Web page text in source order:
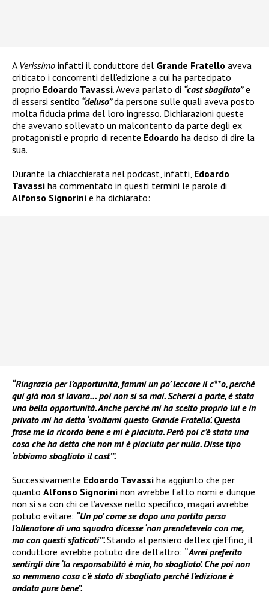
A Verissimo infatti il conduttore del Grande Fratello aveva
criticato i concorrenti dell’edizione a cui ha partecipato
proprio Edoardo Tavassi. Aveva parlato di “cast sbagliato”e
di essersi sentito “deluso”da persone sulle quali aveva posto
molta fiducia prima del loro ingresso. Dichiarazioni queste
che avevano sollevato un malcontento da parte degli ex
protagonisti e proprio di recente Edoardo ha deciso di dire la
sua.
Durante la chiacchierata nel podcast, infatti, Edoardo
Tavassi ha commentato in questi termini le parole di
Alfonso Signorini e ha dichiarato:
“Ringrazio per l’opportunità, fammi un po’ leccare il c**o, perché
qui già non si lavora… poi non si sa mai. Scherzi a parte, è stata
una bella opportunità. Anche perché mi ha scelto proprio lui e in
privato mi ha detto ‘svoltami questo Grande Fratello’. Questa
frase me la ricordo bene e mi è piaciuta. Però poi c’è stata una
cosa che ha detto che non mi è piaciuta per nulla. Disse tipo
‘abbiamo sbagliato il cast’”.
Successivamente Edoardo Tavassi ha aggiunto che per
quanto Alfonso Signorini non avrebbe fatto nomi e dunque
non si sa con chi ce l’avesse nello specifico, magari avrebbe
potuto evitare: “Un po’ come se dopo una partita persa
l’allenatore di una squadra dicesse ‘non prendetevela con me,
ma con questi sfaticati’”.Stando al pensiero dell’ex gieffino, il
conduttore avrebbe potuto dire dell’altro: “Avrei preferito
sentirgli dire ‘la responsabilità è mia, ho sbagliato’. Che poi non
so nemmeno cosa c’è stato di sbagliato perché l’edizione è
andata pure bene”.